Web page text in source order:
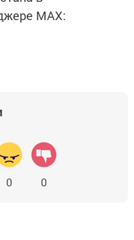
MАХ:
0 0